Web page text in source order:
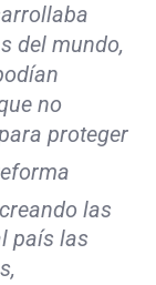
del mundo,
no
proteger
las
país las